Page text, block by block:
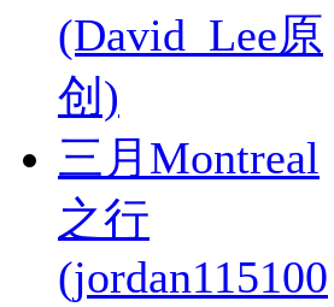
(David_Lee原
创)
三月Montreal
之行
(jordan115100